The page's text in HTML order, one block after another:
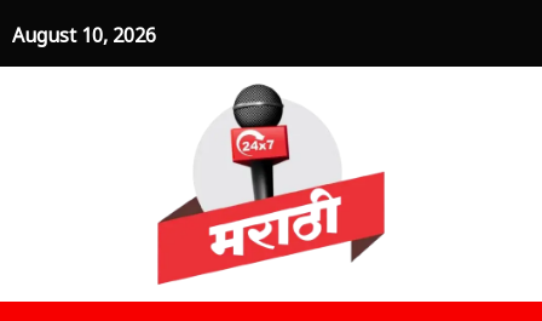
Skip
to
August 10, 2026